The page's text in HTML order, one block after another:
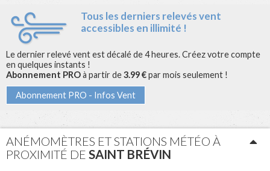
Tous les derniers relevés vent
accessibles en illimité !
Le dernier relevé vent est décalé de 4 heures. Créez votre compte
en quelques instants !
Abonnement PROà partir de3.99 €par mois seulement !
Abonnement PRO - Infos Vent
ANÉMOMÈTRES ET STATIONS MÉTÉO À
PROXIMITÉ DE SAINT BRÉVIN